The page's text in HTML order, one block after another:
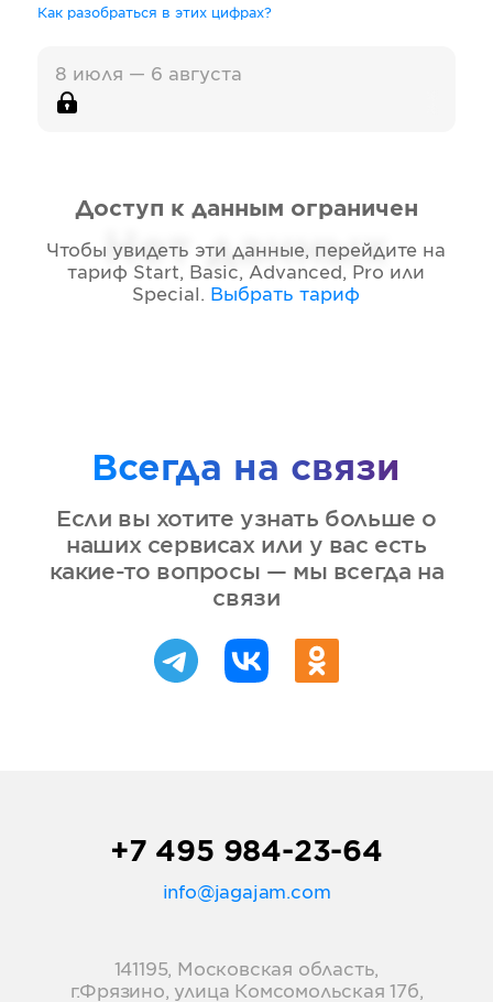
Как разобраться в этих цифрах?
8 июля — 6 августа
Нет данных
Доступ к данным ограничен
Чтобы увидеть эти данные, перейдите на
тариф Start, Basic, Advanced, Pro или
Special . Выбрать тариф
Всегда на связи
Если вы хотите узнать больше о
наших сервисах или у вас есть
какие-то вопросы — мы всегда на
связи
+7 495 984-23-64
info@jagajam.com
141195, Московская область,
г.Фрязино, улица Комсомольская 17б,